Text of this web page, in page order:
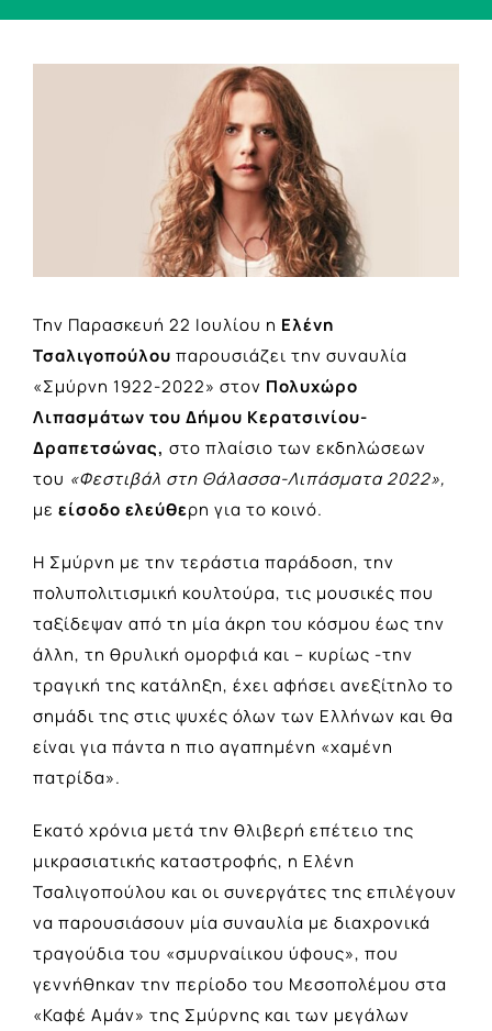
Την Παρασκευή 22 Ιουλίου η Ελένη
Τσαλιγοπούλου παρουσιάζει την συναυλία
«Σμύρνη 1922-2022» στον Πολυχώρο
Λιπασμάτων του Δήμου Κερατσινίου-
Δραπετσώνας, στο πλαίσιο των εκδηλώσεων
του «Φεστιβάλ στη Θάλασσα-Λιπάσματα 2022»,
με είσοδο ελεύθερη για το κοινό.
Η Σμύρνη με την τεράστια παράδοση, την
πολυπολιτισμική κουλτούρα, τις μουσικές που
ταξίδεψαν από τη μία άκρη του κόσμου έως την
άλλη, τη θρυλική ομορφιά και – κυρίως -την
τραγική της κατάληξη, έχει αφήσει ανεξίτηλο το
σημάδι της στις ψυχές όλων των Ελλήνων και θα
είναι για πάντα η πιο αγαπημένη «χαμένη
πατρίδα».
Εκατό χρόνια μετά την θλιβερή επέτειο της
μικρασιατικής καταστροφής, η Ελένη
Τσαλιγοπούλου και οι συνεργάτες της επιλέγουν
να παρουσιάσουν μία συναυλία με διαχρονικά
τραγούδια του «σμυρναίικου ύφους», που
γεννήθηκαν την περίοδο του Μεσοπολέμου στα
«Καφέ Αμάν» της Σμύρνης και των μεγάλων